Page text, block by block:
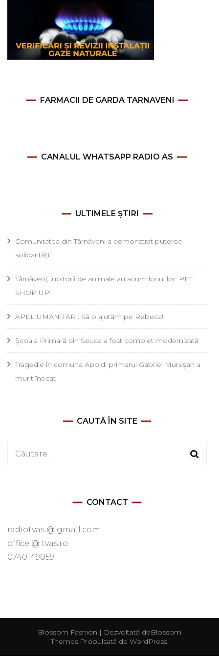
FARMACII DE GARDA TARNAVENI
CANALUL WHATSAPP RADIO AS
ULTIMELE ȘTIRI
Comunitatea din Târnăveni a demonstrat puterea
solidarității
Târnăveni, iubitorii de animale au acum locul lor: PET
SHOP UP!
APEL UMANITAR : Să o ajutăm pe Rebeca!
Școala Primară din Seuca a fost complet modernizată
Tragedie în comuna Apold: primarul Gabriel Mureșan a
murit înecat
CAUTĂ ÎN SITE
Caută
CONTACT
radiotvas @ gmail.com
office @ tvas.ro
0740149059
Blossom Fashion | Dezvoltată deBlossom
Themes.Propulsată de WordPress.